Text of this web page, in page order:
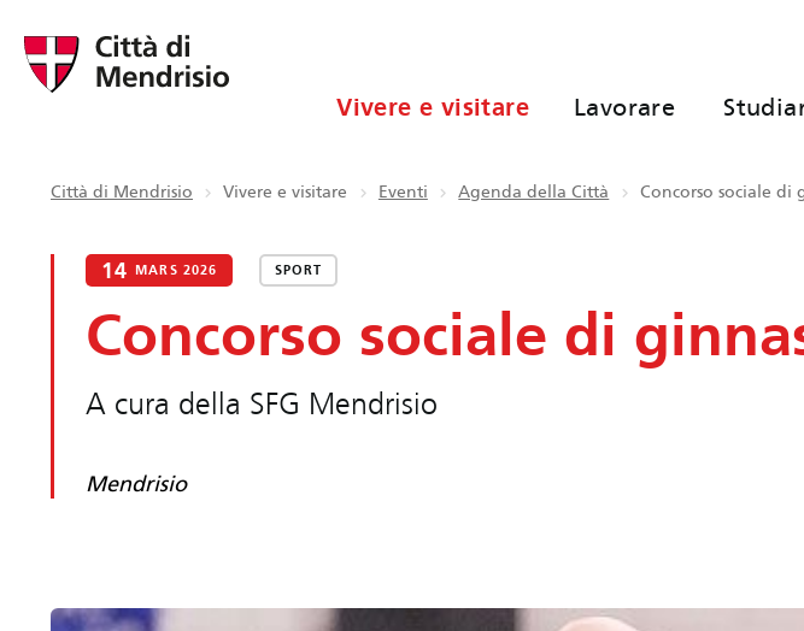
Vivere e visitare Lavorare
Città di Mendrisio Vivere e visitare Eventi Agenda della Città Concorso sociale di
14 MARS 2026 SPORT
Concorso sociale di
A cura della SFG Mendrisio
Mendrisio